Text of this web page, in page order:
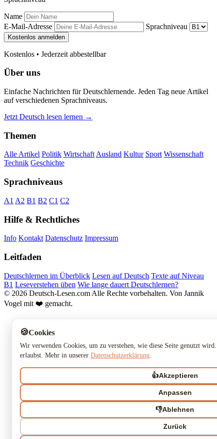
Name
E-Mail-Adresse
Sprachniveau
Kostenlos anmelden
Kostenlos • Jederzeit abbestellbar
Über uns
Einfache Nachrichten für Deutschlernende. Jeden Tag neue Artikel
auf verschiedenen Sprachniveaus.
Jetzt Deutsch lesen lernen →
Themen
Alle Artikel Politik WirtschaftAusland Kultur Sport Wissenschaft
Technik Geschichte
Sprachniveaus
A1 A2 B1 B2 C1 C2
Hilfe & Rechtliches
Info Kontakt Datenschutz Impressum
Leitfaden
Deutschlernen im Überblick Lesen auf Deutsch Texte auf Niveau
B1 Leseverstehen üben Wie lange dauert Deutschlernen?
© 2026 Deutsch-Lesen.com Alle Rechte vorbehalten. Von Jannik
Vogel mit ❤️ gemacht.
🍪Cookies
Wir verwenden Cookies, um zu verstehen, wie diese Seite genutzt
erlaubst. Mehr in unserer Datenschutzerklärung.
👍Akzeptieren
Anpassen
👎Ablehnen
Zurück